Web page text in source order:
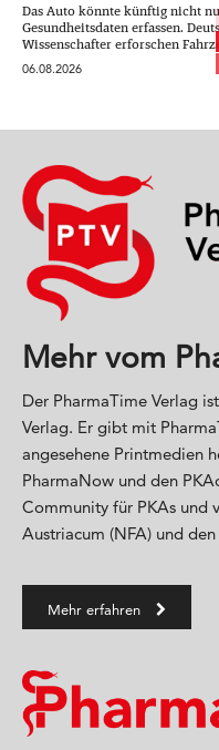
Das Auto könnte künftig nicht
Gesundheitsdaten erfassen.
Wissenschafter erforschen
06.08.2026
Mehr vom
Der PharmaTime Verlag
Verlag. Er gibt mit
angesehene Printmedien
PharmaNow und den
Community für PKAs und
Austriacum (NFA) und
Mehr erfahren